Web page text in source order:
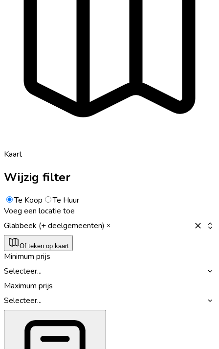
Kaart
Wijzig filter
Te Koop
Te Huur
Voeg een locatie toe
Glabbeek (+ deelgemeenten)
Of teken op kaart
Minimum prijs
Selecteer...
Maximum prijs
Selecteer...